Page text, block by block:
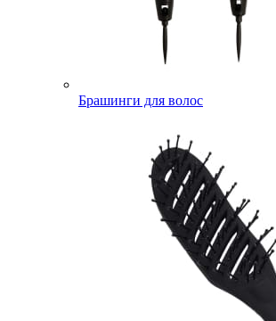
Брашинги для волос